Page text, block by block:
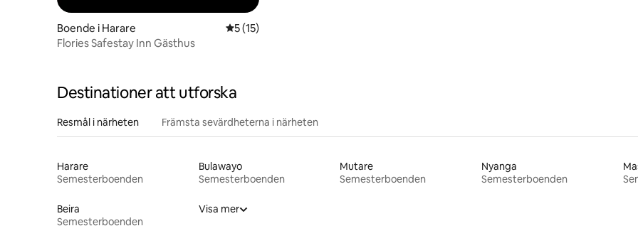
Boende i Harare 5 av 5 i genomsnittligt betyg, 15 omdömen
5 (15)
Flories Safestay Inn Gästhus
Destinationer att utforska
Resmål i närheten Främsta sevärdheterna i närheten
Harare
Semesterboenden
Bulawayo
Semesterboenden
Mutare
Semesterboenden
Nyanga
Semesterboenden
Beira
Semesterboenden
Visa mer